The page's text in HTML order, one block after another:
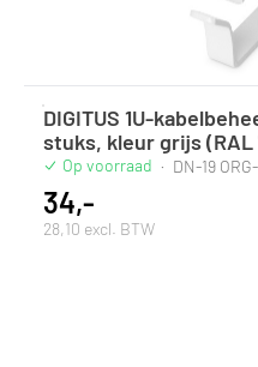
DIGITUS 1U-
stuks, kleur grijs (RAL
Op voorraad · DN-19
34,-
28,10 excl. BTW